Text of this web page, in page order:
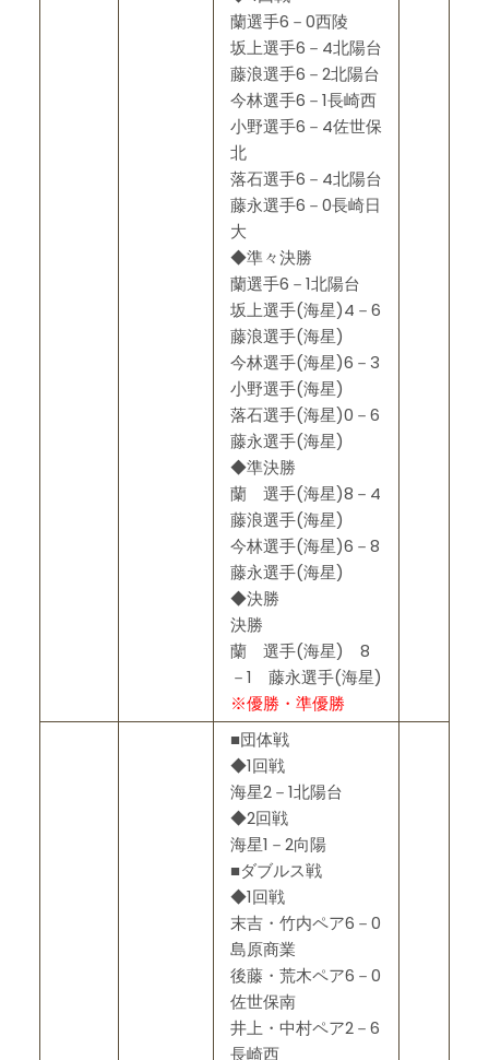
蘭選手6－0西陵
坂上選手6－4北陽台
藤浪選手6－2北陽台
今林選手6－1長崎西
小野選手6－4佐世保
北
落石選手6－4北陽台
藤永選手6－0長崎日
大
◆準々決勝
蘭選手6－1北陽台
坂上選手(海星)4－6
藤浪選手(海星)
今林選手(海星)6－3
小野選手(海星)
落石選手(海星)0－6
藤永選手(海星)
◆準決勝
蘭 選手(海星)8－4
藤浪選手(海星)
今林選手(海星)6－8
藤永選手(海星)
◆決勝
決勝
蘭 選手(海星) 8
－1 藤永選手(海星)
※優勝・準優勝
■団体戦
◆1回戦
海星2－1北陽台
◆2回戦
海星1－2向陽
■ダブルス戦
◆1回戦
末吉・竹内ペア6－0
島原商業
後藤・荒木ペア6－0
佐世保南
井上・中村ペア2－6
長崎西